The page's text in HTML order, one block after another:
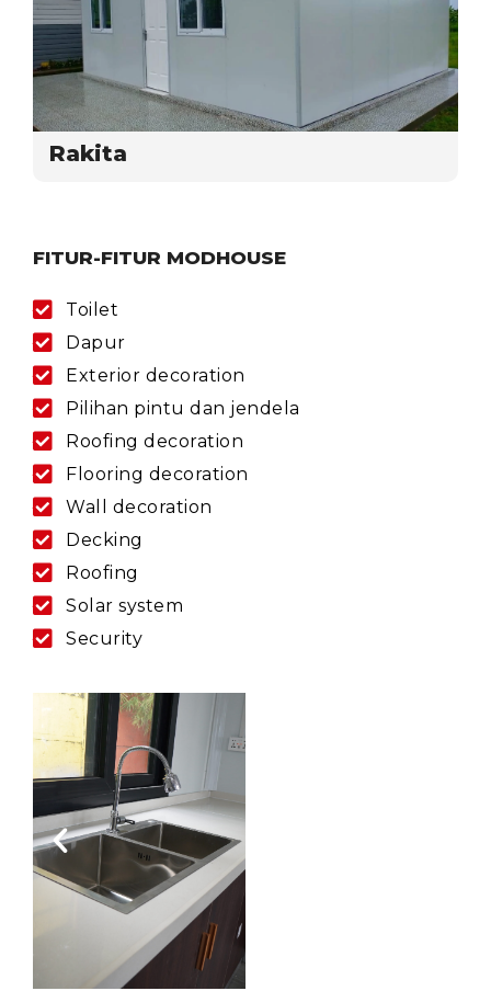
Rakita
FITUR-FITUR MODHOUSE
Toilet
Dapur
Exterior decoration
Pilihan pintu dan jendela
Roofing decoration
Flooring decoration
Wall decoration
Decking
Roofing
Solar system
Security